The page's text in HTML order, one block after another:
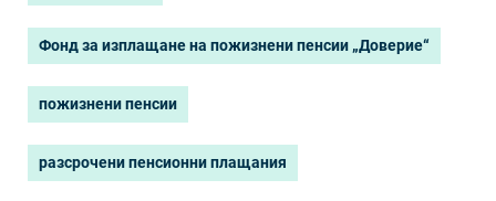
Фонд за изплащане на пожизнени пенсии „Доверие“
пожизнени пенсии
разсрочени пенсионни плащания